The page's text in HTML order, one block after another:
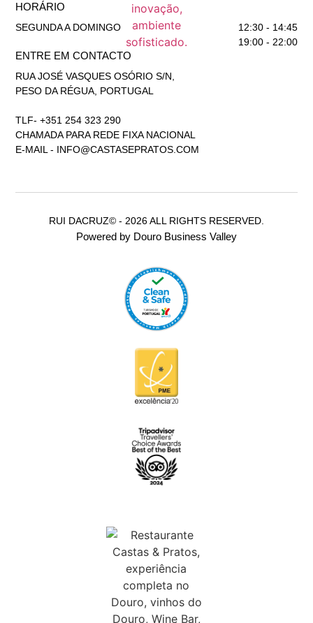
HORÁRIO
SEGUNDA A DOMINGO
12:30 - 14:45
19:00 - 22:00
ENTRE EM CONTACTO
RUA JOSÉ VASQUES OSÓRIO S/N,
PESO DA RÉGUA, PORTUGAL
TLF- +351 254 323 290
CHAMADA PARA REDE FIXA NACIONAL
E-MAIL - INFO@CASTASEPRATOS.COM
RUI DACRUZ© - 2026 ALL RIGHTS RESERVED.
Powered by Douro Business Valley